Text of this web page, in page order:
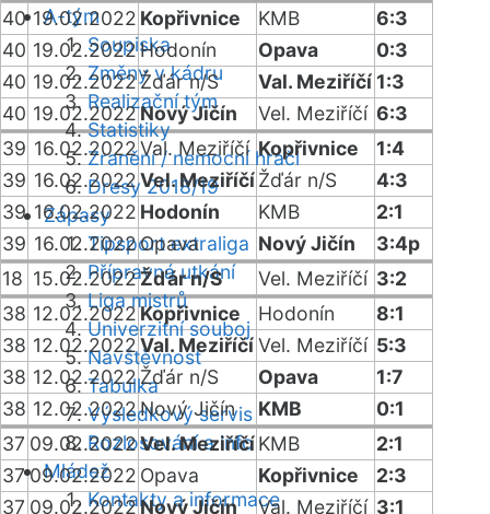
A-tým
Soupiska
Změny v kádru
Realizační tým
Statistiky
Zranění / nemocní hráči
Dresy 2018/19
Zápasy
Tipsport extraliga
Přípravná utkání
Liga mistrů
Univerzitní souboj
Návštěvnost
Tabulka
Výsledkový servis
Rozlosování a info
Mládež
Kontakty a informace
40 19.02.2022 Kopřivnice KMB
6:3
40 19.02.2022Hodonín Opava
0:3
40 19.02.2022Žďár n/S Val. Meziříčí 1:3
40 19.02.2022Nový Jičín Vel. Meziříčí 6:3
39 16.02.2022Val. Meziříčí Kopřivnice
1:4
39 16.02.2022Vel. MeziříčíŽďár n/S
4:3
39 16.02.2022 Hodonín KMB
2:1
39 16.02.2022Opava Nový Jičín
3:4p
18 15.02.2022Žďár n/S Vel. Meziříčí 3:2
38 12.02.2022Kopřivnice Hodonín
8:1
38 12.02.2022Val. MeziříčíVel. Meziříčí 5:3
38 12.02.2022 Žďár n/S Opava
1:7
38 12.02.2022Nový Jičín KMB
0:1
37 09.02.2022Vel. MeziříčíKMB
2:1
3709.02.2022 Opava Kopřivnice
2:3
37 09.02.2022Nový Jičín Val. Meziříčí 3:1